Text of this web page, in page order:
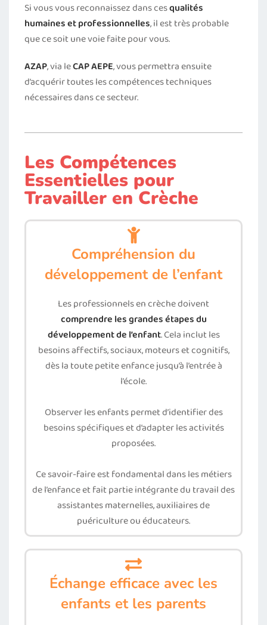
Si vous vous reconnaissez dans cesqualités
humaines et professionnelles, il est très probable
que ce soit une voie faite pour vous.
AZAP, via leCAP AEPE, vous permettra ensuite
d’acquérir toutes les compétences techniques
nécessaires dans ce secteur.
Les Compétences
Essentielles pour
Travailler en Crèche
Compréhension du
développement de l’enfant
Les professionnels en crèche doivent
comprendre les grandes étapes du
développement de l’enfant. Cela inclut les
besoins affectifs, sociaux, moteurs et cognitifs,
dès la toute petite enfance jusqu’à l’entrée à
l’école.
Observer les enfants permet d’identifier des
besoins spécifiques et d’adapter les activités
proposées.
Ce savoir-faire est fondamental dans les métiers
de l’enfance et fait partie intégrante du travail des
assistantes maternelles, auxiliaires de
puériculture ou éducateurs.
Échange efficace avec les
enfants et les parents